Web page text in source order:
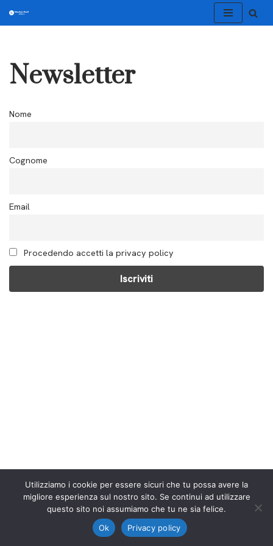
contenuto
Newsletter
Nome
Cognome
Email
Procedendo accetti la privacy policy
| Powered byWordPress
Contact Iscriviti
Utilizziamo i cookie per essere sicuri che tu possa avere la
migliore esperienza sul nostro sito. Se continui ad utilizzare
questo sito noi assumiamo che tu ne sia felice.
Ok
Privacy policy